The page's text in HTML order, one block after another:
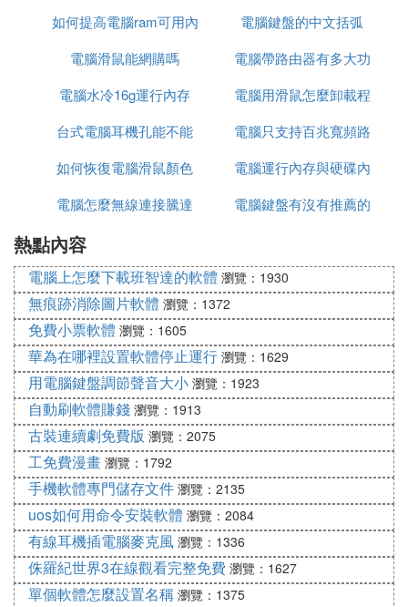
示器還是漆黑一團，卻能聽到音響中系統啟動的聲
音，毫無疑問，顯示器壞了，或者是信號線松動，那
號線有沒有好。大多顯示器在接通電源之後，指示燈
就會亮起或是閃爍，等接收到主機信號之後轉換顏色
或是保持長亮，指示燈不亮，那就直接送修顯示器，
指示燈不變色或是不停止閃爍，就檢查信號線是否的
顯卡介面為VGA和HDMI，如果頭未緊（包括顯示器
端），就會出現顏色缺失或是不顯示的情形，我們在
連接信號線時，一定主要要把兩邊的螺絲扭緊。
❺ 電腦鍵盤隨便按兩下就自動關機
電腦自動關機原因：
電腦系統中毒或中了惡意軟體、cpu
風扇壞
cpu
溫度過高，過熱保護、電源壞，或添加了新硬體，電
源供電不足、
顯卡或顯卡風扇壞、主板壞，主板芯過熱等情況電腦
都會自動關機。
自動關機故障排除方法：
1、有可能是BIOS的設置問題，進入BIOS里恢復默
認設置或把主板的電池拿出來，反扣放電，等5分鍾
在反裝進去即可。目的：是BIOS的設置恢復默認
如何提高電腦ram可用內
存
電腦鍵盤的中文括弧
電腦滑鼠能網購嗎
電腦帶路由器有多大功
率
電腦水冷16g運行內存
電腦用滑鼠怎麼卸載程
序
台式電腦耳機孔能不能
插音響
電腦只支持百兆寬頻路
由器千兆
如何恢復電腦滑鼠顏色
電腦運行內存與硬碟內
存
電腦怎麼無線連接騰達
電腦鍵盤有沒有推薦的
熱點內容
電腦上怎麼下載班智達的軟體 瀏覽：1930
無痕跡消除圖片軟體 瀏覽：1372
免費小票軟體 瀏覽：1605
華為在哪裡設置軟體停止運行 瀏覽：1629
用電腦鍵盤調節聲音大小 瀏覽：1923
自動刷軟體賺錢 瀏覽：1913
古裝連續劇免費版 瀏覽：2075
工免費漫畫 瀏覽：1792
手機軟體專門儲存文件 瀏覽：2135
uos如何用命令安裝軟體 瀏覽：2084
有線耳機插電腦麥克風 瀏覽：1336
侏羅紀世界3在線觀看完整免費 瀏覽：1627
單個軟體怎麼設置名稱 瀏覽：1375